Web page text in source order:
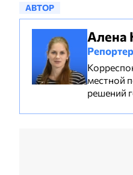
АВТОР
Алена
Репортер
местной
решений